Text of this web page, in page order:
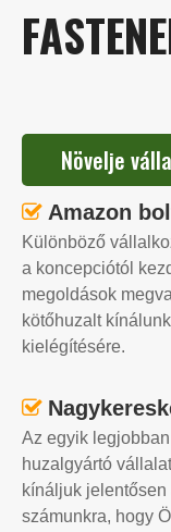
Növelje
 Amazon
Különböző
a koncepciótól
megoldások
kötőhuzalt
kielégítésére.

Az egyik
huzalgyártó
kínáljuk
számunkra, hogy